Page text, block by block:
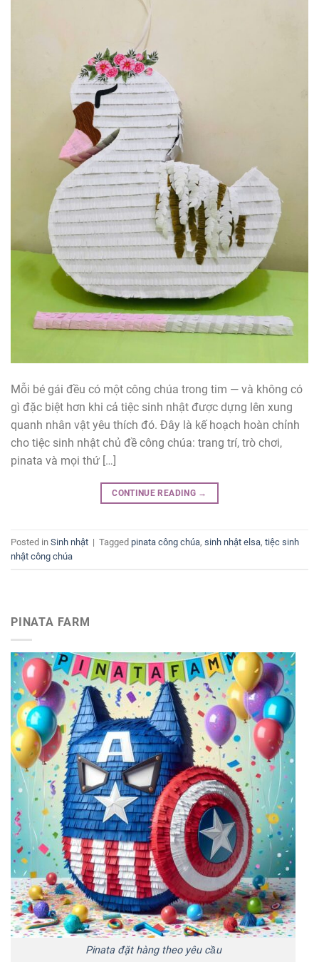
Mỗi bé gái đều có một công chúa trong tim — và không có
gì đặc biệt hơn khi cả tiệc sinh nhật được dựng lên xung
quanh nhân vật yêu thích đó. Đây là kế hoạch hoàn chỉnh
cho tiệc sinh nhật chủ đề công chúa: trang trí, trò chơi,
pinata và mọi thứ […]
CONTINUE READING →
Posted in Sinh nhật | Tagged pinata công chúa, sinh nhật elsa, tiệc sinh
nhật công chúa
PINATA FARM
Pinata đặt hàng theo yêu cầu